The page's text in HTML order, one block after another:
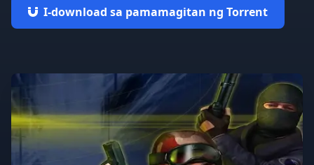
I-download sa pamamagitan ng Torrent